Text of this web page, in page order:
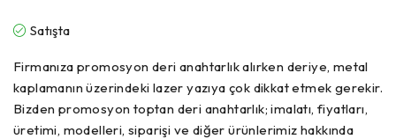
Satışta
Firmanıza promosyon deri anahtarlık alırken deriye, metal
kaplamanın üzerindeki lazer yazıya çok dikkat etmek gerekir.
Bizden promosyon toptan deri anahtarlık; imalatı, fiyatları,
üretimi, modelleri, siparişi ve diğer ürünlerimiz hakkında